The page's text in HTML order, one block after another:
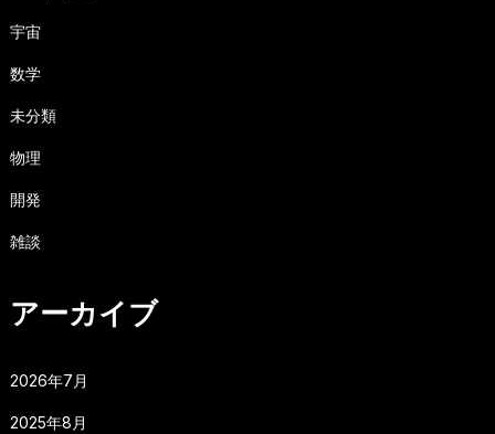
宇宙
数学
未分類
物理
開発
雑談
アーカイブ
2026年7月
2025年8月